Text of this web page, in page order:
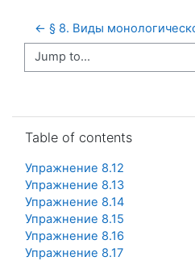
← § 8. Виды
Jump to...
Table of contents
Упражнение 8.12
Упражнение 8.13
Упражнение 8.14
Упражнение 8.15
Упражнение 8.16
Упражнение 8.17